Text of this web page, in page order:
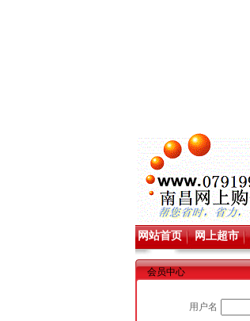
网站首页 网上超市
会员中心
用户名